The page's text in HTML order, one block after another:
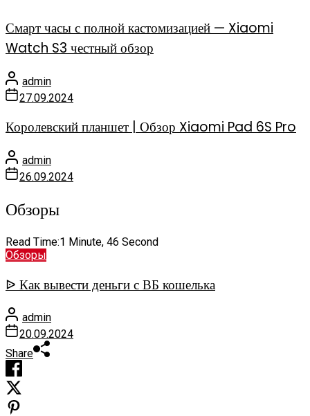
Смарт часы с полной кастомизацией — Xiaomi
Watch S3 честный обзор
admin
27.09.2024
Королевский планшет | Обзор Xiaomi Pad 6S Pro
admin
26.09.2024
Обзоры
Read Time:1 Minute, 46 Second
Обзоры
ᐉ Как вывести деньги с ВБ кошелька
admin
20.09.2024
Share